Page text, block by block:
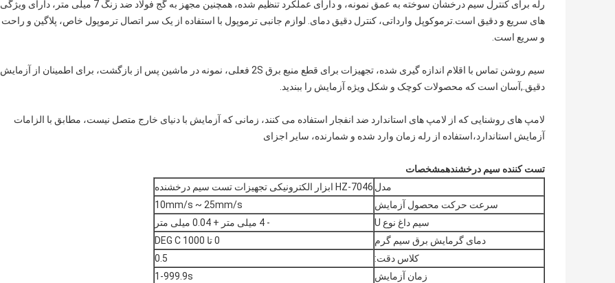
رله برای کنترل سیم درخشان سوخته به عمق نمونه، و دارای عملکرد تنظیم شده، همچنین مجهز به گج فولاد ضد زنگ 7 میلی متر، دارای ویژگی
های سریع و دقیق است.ترموکوپل وارداتی، کنترل دقیق دمای. لوازم جانبی ترموپول با استفاده از یک سر اتصال ترموپول خاص، پلاگین و راحت
و سریع است.
سیم روشن تماس با اقلام اندازه گیری شده، تجهیزات برای قطع منبع برق 2S فعلی، نمونه در ماشین پس از بازگشت، برای اطمینان از آزمایش
دقیق.,آسان است که محصولات کوچک و شکل ویژه آزمایش را ببندید.
لامپ های روشنایی که از لامپ های استاندارد ضد انفجار استفاده می کنند، زمانی که آزمایش با دنیای خارج متصل نیست، مطابق با الزامات
آزمایش استاندارد،استفاده از رله زمان وارد شده و شمارنده، سایر اجزای
تست کننده سیم درخشندهمشخصات
مدل HZ-7046 ابزار الکترونیکی تجهیزات تست سیم درخشنده
سرعت حرکت محصول آزمایش
10mm/s ~ 25mm/s
سیم داغ نوع U
- 4 میلی متر + 0.04 میلی متر
دمای گرمایش برق سیم گرم
0 تا 1000 DEG C
کلاس دقت:
0.5
زمان آزمایش
1-999.9s